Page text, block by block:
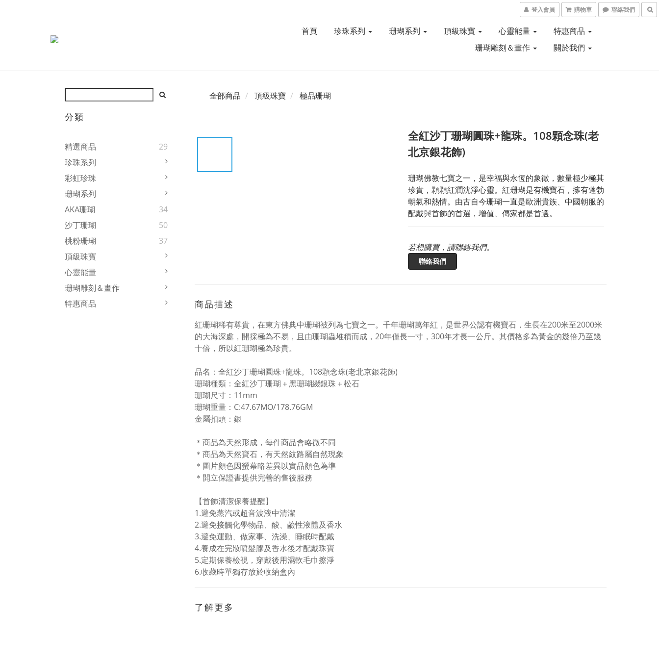
登入會員 購物車 聯絡我們
首頁 珍珠系列 珊瑚系列 頂級珠寶 心靈能量
特惠商品
珊瑚雕刻＆畫作
關於我們
分類
精選商品
29
珍珠系列
彩虹珍珠
珊瑚系列
AKA珊瑚
34
沙丁珊瑚
50
桃粉珊瑚
37
頂級珠寶
心靈能量
珊瑚雕刻＆畫作
特惠商品
全部商品 頂級珠寶 極品珊瑚
全紅沙丁珊瑚圓珠+龍珠。108顆念珠(老
北京銀花飾)
珊瑚佛教七寶之一，是幸福與永恆的象徵，數量極少極其
珍貴，顆顆紅潤沈淨心靈。紅珊瑚是有機寶石，擁有蓬勃
朝氣和熱情。由古自今珊瑚一直是歐洲貴族、中國朝服的
配戴與首飾的首選，增值、傳家都是首選。
若想購買，請聯絡我們。
聯絡我們
商品描述
紅珊瑚稀有尊貴，在東方佛典中珊瑚被列為七寶之一。 千年珊瑚萬年紅，是世界公認有機寶石，生長在200米至2000米
的大海深處，開採極為不易，且由珊瑚蟲堆積而成，20年僅長一寸，300年才長一公斤。 其價格多為黃金的幾倍乃至幾
十倍，所以紅珊瑚極為珍貴。
品名：全紅沙丁珊瑚圓珠+龍珠。108顆念珠(老北京銀花飾)
珊瑚種類：全紅沙丁珊瑚＋黑珊瑚綴銀珠＋松石
珊瑚尺寸：11mm
珊瑚重量：C:47.67MO/178.76GM
金屬扣頭：銀
＊商品為天然形成，每件商品會略微不同
＊商品為天然寶石，有天然紋路屬自然現象
＊圖片顏色因螢幕略差異以實品顏色為準
＊開立保證書提供完善的售後服務
【首飾清潔保養提醒】
1.避免蒸汽或超音波液中清潔
2.避免接觸化學物品、酸、鹼性液體及香水
3.避免運動、做家事、洗澡、睡眠時配戴
4.養成在完妝噴髮膠及香水後才配戴珠寶
5.定期保養檢視，穿戴後用濕軟毛巾擦淨
6.收藏時單獨存放於收納盒內
了解更多